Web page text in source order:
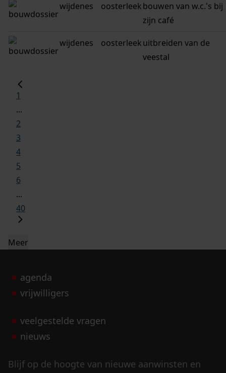
wijdenes oosterleekbouwen van w.c.'s bij
zijn café
wijdenes oosterleekuitbreiden van de
veestal
1
...
2
3
4
5
6
...
40
Meer
agenda
vrijwilligers
veelgestelde vragen
nieuws
Blijf op de hoogte van nieuwe aanwinsten en